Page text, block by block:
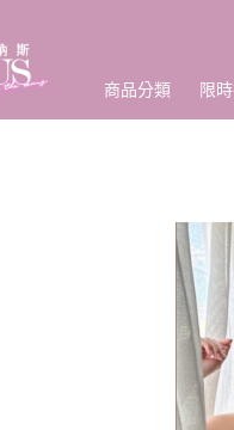
商品分類 限